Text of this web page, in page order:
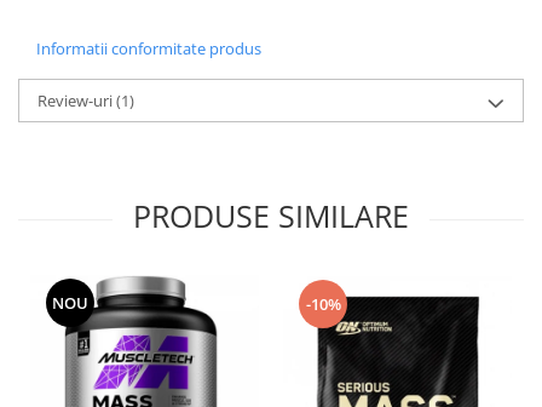
Informatii conformitate produs
Review-uri(1)
PRODUSE SIMILARE
NOU -10%